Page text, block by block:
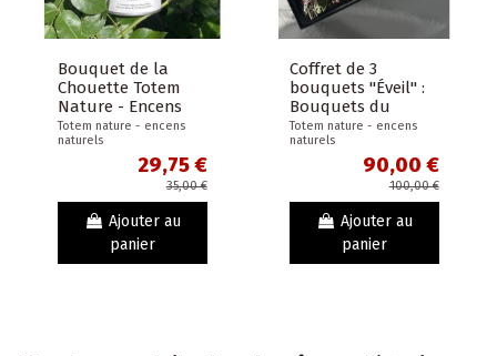
Bouquet de la
Chouette Totem
Nature - Encens
naturel - Romarin,
Lavande et Bois
Totem nature - encens
naturels
29,75 €
35,00 €
Ajouter au
panier
Coffret de 3
bouquets "Éveil" :
Bouquets du
lièvre, de la
Chouette et du
Loup - Totem...
Totem nature - encens
naturels
90,00 €
100,00 €
Ajouter au
panier